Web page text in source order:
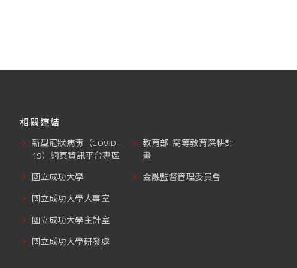
相關連結
新型冠狀病毒（COVID-
19）網頁資訊平台專區
國立成功大學
國立成功大學人事室
國立成功大學主計室
國立成功大學研發處
教育部-高等教育深耕計
畫
金融監督管理委員會